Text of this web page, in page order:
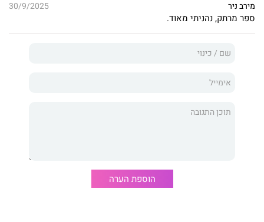
וכאילו זה לא מספיק, הופעתו מחדש של מאהב מהעבר שעזב אותה
שבורת לב לפני חמישים שנה עתידה לשנות הכול ולחשוף סוד ישן
המסתתר בין קירות הבית.
לוסינדה ריילי
להתאהב.
"הספר המושלם לחופשה." דיילי מייל
"לוסינדה ריילי הצליחה לכתוב עוד ספר מדהים." בּוּקליטרטי
מירב ניר 30/9/2025
ספר מרתק, נהניתי מאוד.
הוספת הערה